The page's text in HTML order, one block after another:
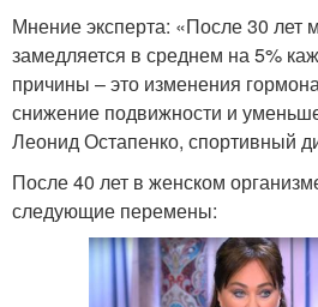
Мнение эксперта: «После 30 лет
замедляется в среднем на 5%
причины – это изменения
снижение подвижности и
Леонид Остапенко, спортивный
После 40 лет в женском
следующие перемены: